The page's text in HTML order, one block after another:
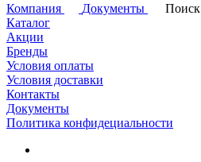
Компания
Документы
Поиск
Каталог
Акции
Бренды
Условия оплаты
Условия доставки
Контакты
Документы
Политика конфидециальности